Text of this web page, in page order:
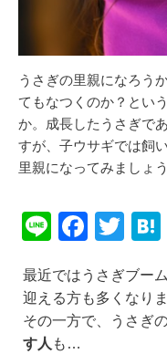
うさぎの里親になろう
てもなつくのか？とい
か。成長したうさぎで
すが、子ウサギでは飼
里親になってみましょう
Li
e
F
c
e
T
tt
er
最近ではうさぎブー
迎える方も多くなりま
その一方で、うさぎ
す人 も…